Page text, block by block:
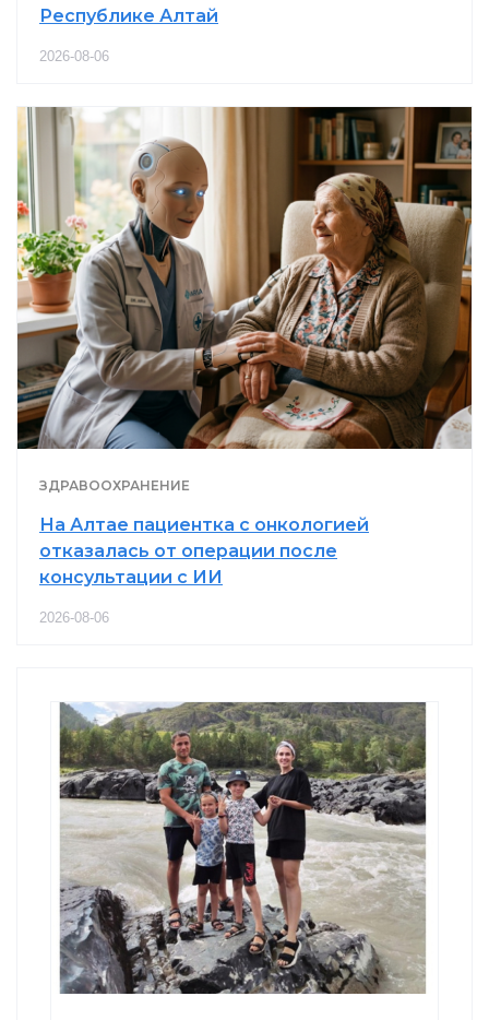
Республике Алтай
2026-08-06
ЗДРАВООХРАНЕНИЕ
На Алтае пациентка с онкологией
отказалась от операции после
консультации с ИИ
2026-08-06